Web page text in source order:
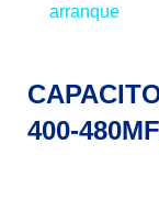
arranque
400-